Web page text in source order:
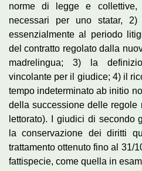
norme di legge e
necessari per uno statar,
essenzialmente al periodo
del contratto regolato dalla
madrelingua; 3) la
vincolante per il giudice; 4) il
tempo indeterminato ab initio
della successione delle
lettorato). I giudici di secondo
la conservazione dei diritti
trattamento ottenuto fino al 31/
fattispecie, come quella in